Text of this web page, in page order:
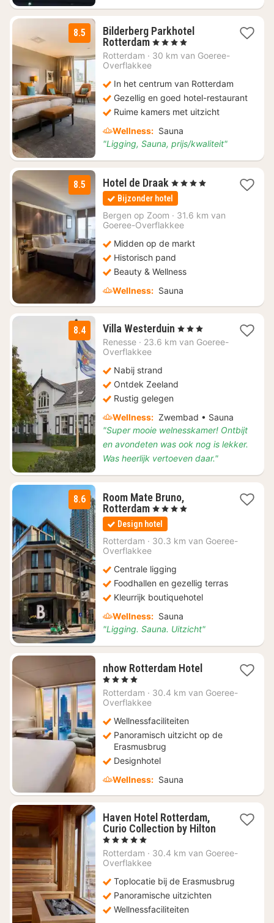
8.5
Bilderberg Parkhotel
Rotterdam1
nacht
vanaf
102,56
, 4 Sterren
Rotterdam · 30 km van Goeree-
Overflakkee
In het centrum van Rotterdam
Gezellig en goed hotel-restaurant
Ruime kamers met uitzicht
Wellness: Sauna
"Ligging, Sauna, prijs/kwaliteit"
8.5 Hotel de Draak 1
nacht
vanaf
€
105
, 4 Sterren
Bijzonder hotel
Bergen op Zoom · 31.6 km van
Goeree-Overflakkee
Midden op de markt
Historisch pand
Beauty & Wellness
Wellness: Sauna
8.4 Villa Westerduin 1
nacht
, 3 Sterren
Renesse · 23.6 km van Goeree-
Overflakkee
Nabij strand
Ontdek Zeeland
Rustig gelegen
Wellness: Zwembad • Sauna
"Super mooie welnesskamer! Ontbijt
en avondeten was ook nog is lekker.
Was heerlijk vertoeven daar."
8.6
Room Mate Bruno,
Rotterdam1
nacht
vanaf
€
94,89
, 4 Sterren
Design hotel
Rotterdam · 30.3 km van Goeree-
Overflakkee
Centrale ligging
Foodhallen en gezellig terras
Kleurrijk boutiquehotel
Wellness: Sauna
"Ligging. Sauna. Uitzicht"
nhow Rotterdam Hotel1
vanaf
, 4 Sterren
Rotterdam · 30.4 km van Goeree-
Overflakkee
Wellnessfaciliteiten
Panoramisch uitzicht op de
Erasmusbrug
Designhotel
Wellness: Sauna
Haven Hotel Rotterdam,
Curio Collection by Hilton
1
nacht
vanaf
307,79
, 5 Sterren
Rotterdam · 30.4 km van Goeree-
Overflakkee
Toplocatie bij de Erasmusbrug
Panoramische uitzichten
Wellnessfaciliteiten